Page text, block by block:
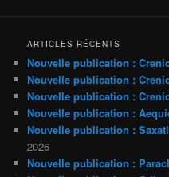
ARTICLES RÉCENTS
Nouvelle publication :
Nouvelle publication :
Nouvelle publication :
Nouvelle publication :
Nouvelle publication :
2026
Nouvelle publication :